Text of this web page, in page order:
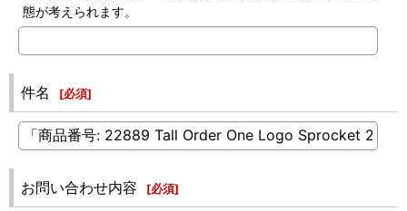
態が考えられます。
件名 [必須]
お問い合わせ内容 [必須]